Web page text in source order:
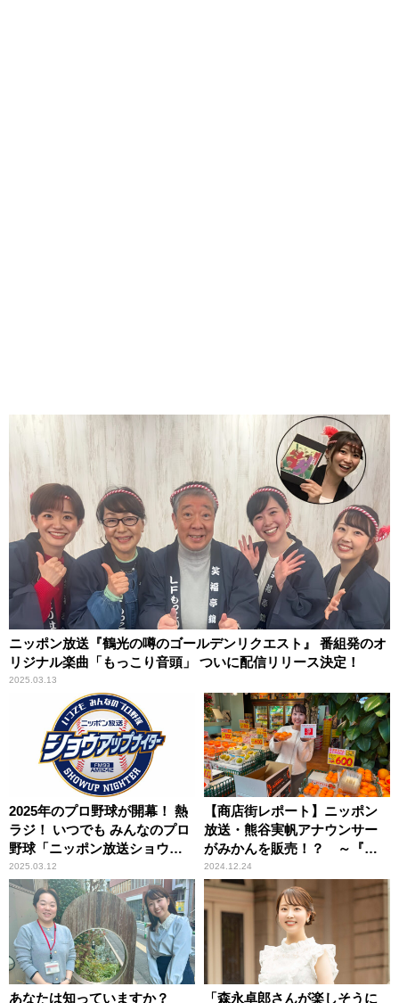
ニッポン放送『鶴光の噂のゴールデンリクエスト』 番組発のオ
リジナル楽曲「もっこり音頭」 ついに配信リリース決定！
2025.03.13
2025年のプロ野球が開幕！ 熱
ラジ！ いつでも みんなのプロ
野球「ニッポン放送ショウア
ップナイター」
2025.03.12
【商店街レポート】ニッポン
放送・熊谷実帆アナウンサー
がみかんを販売！？ ～『ニ
ッポン放送 第50回 ラジオ・チ
ャリティ・ミュージックソ
ン』協力商店街・横浜橋通商
2024.12.24
あなたは知っていますか？ 「森永卓郎さんが楽しそうに